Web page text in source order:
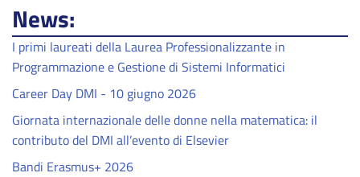
News:
I primi laureati della Laurea Professionalizzante in
Programmazione e Gestione di Sistemi Informatici
Career Day DMI - 10 giugno 2026
Giornata internazionale delle donne nella matematica: il
contributo del DMI all’evento di Elsevier
Bandi Erasmus+ 2026